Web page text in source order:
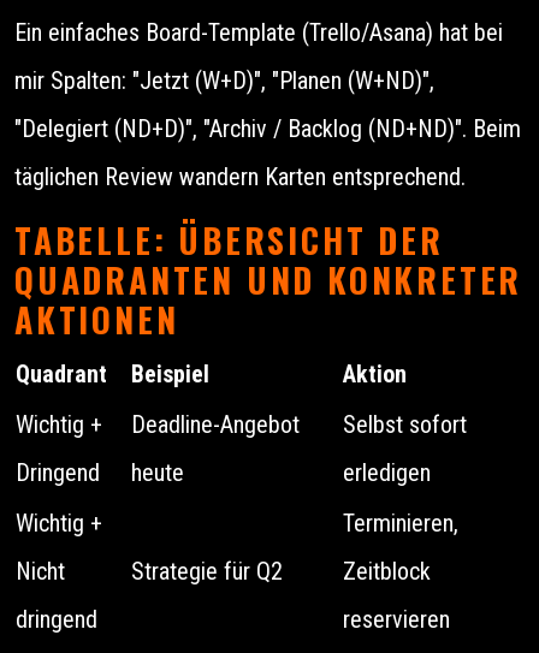
Ein einfaches Board-Template (Trello/Asana) hat bei
mir Spalten: "Jetzt (W+D)", "Planen (W+ND)",
"Delegiert (ND+D)", "Archiv / Backlog (ND+ND)". Beim
täglichen Review wandern Karten entsprechend.
TABELLE: ÜBERSICHT DER
QUADRANTEN UND KONKRETER
AKTIONEN
Quadrant Beispiel
Aktion
Wichtig +
Dringend
Deadline-Angebot
heute
Selbst sofort
erledigen
Wichtig +
Nicht
dringend
Strategie für Q2
Terminieren,
Zeitblock
reservieren